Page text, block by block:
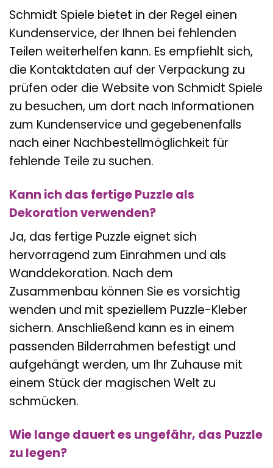
Schmidt Spiele bietet in der Regel einen
Kundenservice, der Ihnen bei fehlenden
Teilen weiterhelfen kann. Es empfiehlt sich,
die Kontaktdaten auf der Verpackung zu
prüfen oder die Website von Schmidt Spiele
zu besuchen, um dort nach Informationen
zum Kundenservice und gegebenenfalls
nach einer Nachbestellmöglichkeit für
fehlende Teile zu suchen.
Kann ich das fertige Puzzle als
Dekoration verwenden?
Ja, das fertige Puzzle eignet sich
hervorragend zum Einrahmen und als
Wanddekoration. Nach dem
Zusammenbau können Sie es vorsichtig
wenden und mit speziellem Puzzle-Kleber
sichern. Anschließend kann es in einem
passenden Bilderrahmen befestigt und
aufgehängt werden, um Ihr Zuhause mit
einem Stück der magischen Welt zu
schmücken.
Wie lange dauert es ungefähr, das Puzzle
zu legen?